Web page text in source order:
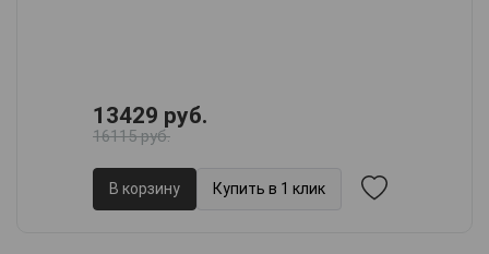
13429 руб.
16115 руб.
В корзину Купить в 1 клик